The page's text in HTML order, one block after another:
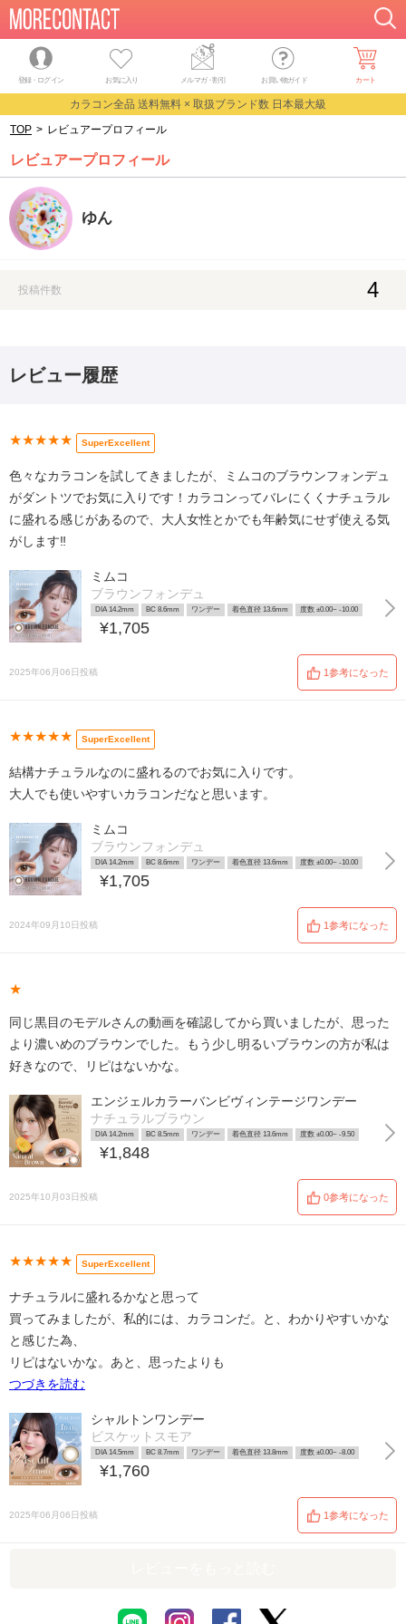
登録・ログイン お気に入り メルマガ・割引 お買い物ガイド カート
カラコン全品 送料無料 × 取扱ブランド数 日本最大級
TOP > レビュアープロフィール
レビュアープロフィール
ゆん
投稿件数 4
レビュー履歴
★★★★★ SuperExcellent
色々なカラコンを試してきましたが、ミムコのブラウンフォンデュ
がダントツでお気に入りです！カラコンってバレにくくナチュラル
に盛れる感じがあるので、大人女性とかでも年齢気にせず使える気
がします‼︎
ミムコ
ブラウンフォンデュ
DIA 14.2mm BC 8.6mm ワンデー 着色直径 13.6mm 度数 ±0.00~ -10.00
¥1,705
2025年06月06日投稿 1参考になった
★★★★★ SuperExcellent
結構ナチュラルなのに盛れるのでお気に入りです。
大人でも使いやすいカラコンだなと思います。
ミムコ
ブラウンフォンデュ
DIA 14.2mm BC 8.6mm ワンデー 着色直径 13.6mm 度数 ±0.00~ -10.00
¥1,705
2024年09月10日投稿 1参考になった
★
同じ黒目のモデルさんの動画を確認してから買いましたが、思った
より濃いめのブラウンでした。もう少し明るいブラウンの方が私は
好きなので、リピはないかな。
エンジェルカラーバンビヴィンテージワンデー
ナチュラルブラウン
DIA 14.2mm BC 8.5mm ワンデー 着色直径 13.6mm 度数 ±0.00~ -9.50
¥1,848
2025年10月03日投稿 0参考になった
★★★★★ SuperExcellent
ナチュラルに盛れるかなと思って
買ってみましたが、私的には、カラコンだ。と、わかりやすいかな
と感じた為、
リピはないかな。あと、思ったよりも
つづきを読む
シャルトンワンデー
ビスケットスモア
DIA 14.5mm BC 8.7mm ワンデー 着色直径 13.8mm 度数 ±0.00~ -8.00
¥1,760
2025年06月06日投稿 1参考になった